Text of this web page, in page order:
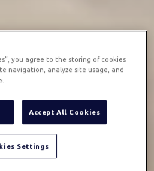
you agree to the storing of cookies
navigation, analyze site usage, and
Accept All Cookies
Settings